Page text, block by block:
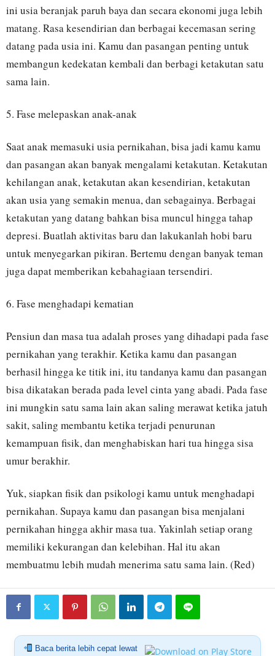
ini usia beranjak paruh baya dan secara ekonomi juga lebih
matang. Rasa kesendirian dan berbagai kecemasan sering
datang pada usia ini. Kamu dan pasangan penting untuk
membangun kedekatan kembali dan berbagi ketakutan satu
sama lain.
5. Fase melepaskan anak-anak
Saat anak memasuki usia pernikahan, bisa jadi kamu kamu
dan pasangan akan banyak mengalami ketakutan. Ketakutan
kehilangan anak, ketakutan akan kesendirian, ketakutan
akan usia yang semakin menua, dan sebagainya. Berbagai
ketakutan yang datang bahkan bisa muncul hingga tahap
depresi. Buatlah aktivitas baru dan lakukanlah hobi baru
untuk menyegarkan pikiran. Bertemu dengan banyak teman
juga dapat memberikan kebahagiaan tersendiri.
6. Fase menghadapi kematian
Pensiun dan masa tua adalah proses yang dihadapi pada fase
pernikahan yang terakhir. Ketika kamu dan pasangan
berhasil hingga ke titik ini, itu tandanya kamu dan pasangan
bisa dikatakan berada pada level cinta yang abadi. Pada fase
ini mungkin satu sama lain akan saling merawat ketika jatuh
sakit, saling membantu ketika terjadi penurunan
kemampuan fisik, dan menghabiskan hari tua hingga sisa
umur berakhir.
Yuk, siapkan fisik dan psikologi kamu untuk menghadapi
pernikahan. Supaya kamu dan pasangan bisa menjalani
pernikahan hingga akhir masa tua. Yakinlah setiap orang
memiliki kekurangan dan kelebihan. Hal itu akan
membuatmu lebih mudah menerima satu sama lain. (Red)
Baca berita lebih cepat lewat